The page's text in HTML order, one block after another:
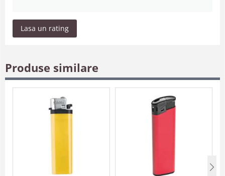
Lasa un rating
Produse similare